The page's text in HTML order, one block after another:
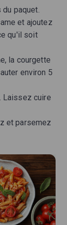
paquet.
et ajoutez
qu'il soit
la courgette
environ 5
Laissez cuire
et parsemez